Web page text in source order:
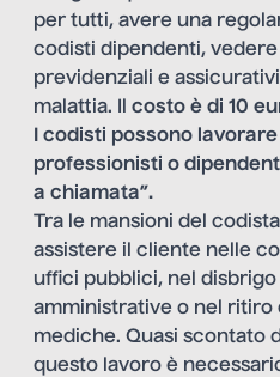
per tutti, avere una
codisti dipendenti,
previdenziali e
malattia. Il costo è di 10
I codisti possono
professionisti o
a chiamata”.
Tra le mansioni del
assistere il cliente nelle
uffici pubblici, nel
amministrative o nel
mediche. Quasi scontato
questo lavoro è